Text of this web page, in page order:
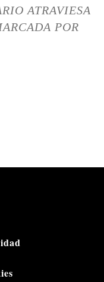
ATRAVIESA
POR